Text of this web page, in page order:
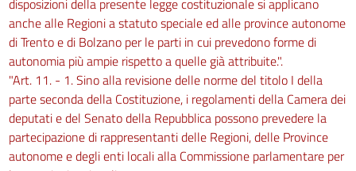
disposizioni della presente legge costituzionale si applicano
anche alle Regioni a statuto speciale ed alle province autonome
di Trento e di Bolzano per le parti in cui prevedono forme di
autonomia più ampie rispetto a quelle già attribuite.".
"Art. 11. - 1. Sino alla revisione delle norme del titolo I della
parte seconda della Costituzione, i regolamenti della Camera dei
deputati e del Senato della Repubblica possono prevedere la
partecipazione di rappresentanti delle Regioni, delle Province
autonome e degli enti locali alla Commissione parlamentare per